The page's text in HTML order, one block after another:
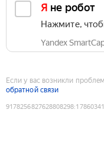
Я не робот
Нажмите,
Yandex
Если у вас возникли
обратной связи
9178256827628808298: